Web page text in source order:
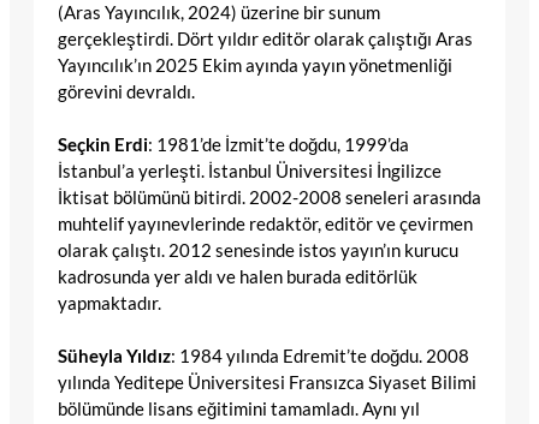
(Aras Yayıncılık, 2024) üzerine bir sunum
gerçekleştirdi. Dört yıldır editör olarak çalıştığı Aras
Yayıncılık’ın 2025 Ekim ayında yayın yönetmenliği
görevini devraldı.
Seçkin Erdi: 1981’de İzmit’te doğdu, 1999’da
İstanbul’a yerleşti. İstanbul Üniversitesi İngilizce
İktisat bölümünü bitirdi. 2002-2008 seneleri arasında
muhtelif yayınevlerinde redaktör, editör ve çevirmen
olarak çalıştı. 2012 senesinde istos yayın’ın kurucu
kadrosunda yer aldı ve halen burada editörlük
yapmaktadır.
Süheyla Yıldız: 1984 yılında Edremit’te doğdu. 2008
yılında Yeditepe Üniversitesi Fransızca Siyaset Bilimi
bölümünde lisans eğitimini tamamladı. Aynı yıl